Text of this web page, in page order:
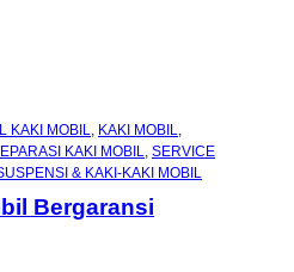
KAKI MOBIL, KAKI MOBIL
KAKI MOBIL, SERVICE
& KAKI-KAKI MOBIL
Bergaransi